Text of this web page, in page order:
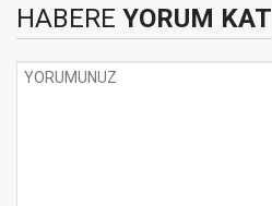
HABERE YORUM KAT